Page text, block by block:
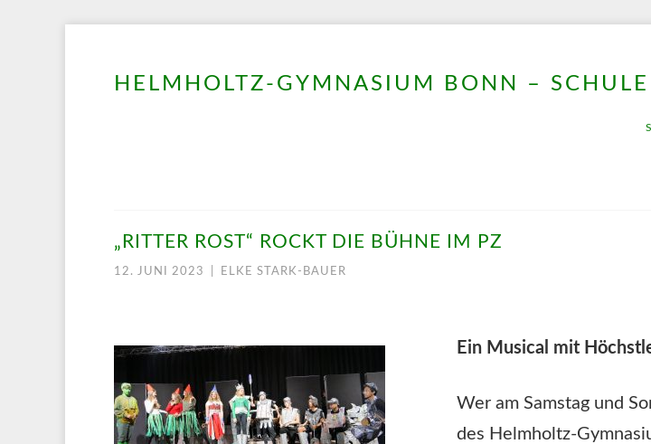
Springe
HELMHOLTZ-GYMNASIUM BONN –
„RITTER ROST“ ROCKT DIE BÜHNE IM PZ
12. JUNI 2023 ELKE STARK-BAUER
Ein Musical mit
Wer am Samstag und
des Helmholtz-